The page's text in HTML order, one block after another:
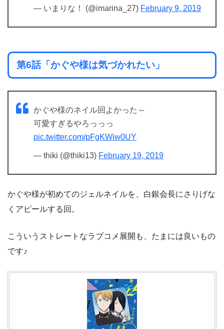
— いまりな！ (@imarina_27) February 9, 2019
第6話「かぐや様は気づかれたい」
かぐや様のネイル回よかった～
可愛すぎるやろっっっ
pic.twitter.com/pFgKWiw0UY
— thiki (@thiki13) February 19, 2019
かぐや様が初めてのジェルネイルを、白銀会長にさりげな
くアピールする回。
こういうストレートなラブコメ展開も、たまには良いもの
です♪